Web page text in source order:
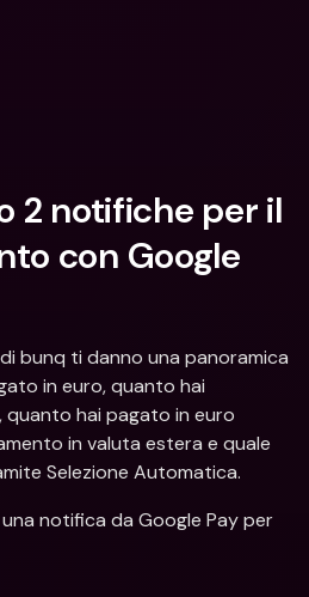
2 notifiche per il
con Google
bunq ti danno una panoramica
in euro, quanto hai
quanto hai pagato in euro
in valuta estera e quale
Selezione Automatica.
notifica da Google Pay per